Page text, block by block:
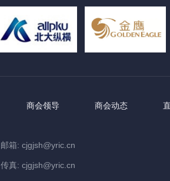
商会领导 商会动态
邮箱: cjgjsh@yric.cn
传真: cjgjsh@yric.cn